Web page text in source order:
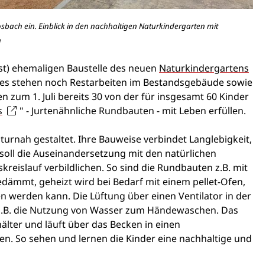
ein. Einblick in den nachhaltigen Naturkindergarten mit
ehemaligen Baustelle des neuen Naturkindergartens
stehen noch Restarbeiten im Bestandsgebäude sowie
zum 1. Juli bereits 30 von der für insgesamt 60 Kinder
" - Jurtenähnliche Rundbauten - mit Leben erfüllen.
gestaltet. Ihre Bauweise verbindet Langlebigkeit,
die Auseinandersetzung mit den natürlichen
verbildlichen. So sind die Rundbauten z.B. mit
geheizt wird bei Bedarf mit einem pellet-Ofen,
werden kann. Die Lüftung über einen Ventilator in der
die Nutzung von Wasser zum Händewaschen. Das
und läuft über das Becken in einen
So sehen und lernen die Kinder eine nachhaltige und